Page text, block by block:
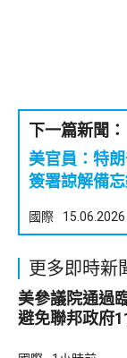
下一篇新聞：
美官員：特
簽署諒解備
國際 15.06.2026
更多即時新
美參議院通過
避免聯邦政府